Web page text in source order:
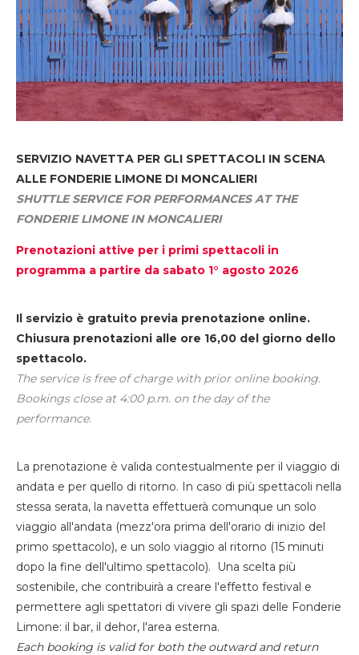
SERVIZIO NAVETTA PER GLI SPETTACOLI IN SCENA
ALLE FONDERIE LIMONE DI MONCALIERI
SHUTTLE SERVICE FOR PERFORMANCES AT THE
FONDERIE LIMONE IN MONCALIERI
Prenotazioni attive per i primi spettacoli in
programma a partire da sabato 1° agosto 2026
Il servizio è gratuito previa prenotazione online.
Chiusura prenotazioni alle ore 16,00 del giorno dello
spettacolo.
The service is free of charge with prior online booking.
Bookings close at 4:00 p.m. on the day of the
performance.
La prenotazione è valida contestualmente per il viaggio di
andata e per quello di ritorno. In caso di più spettacoli nella
stessa serata, la navetta effettuerà comunque un solo
viaggio all'andata (mezz'ora prima dell'orario di inizio del
primo spettacolo), e un solo viaggio al ritorno (15 minuti
dopo la fine dell'ultimo spettacolo). Una scelta più
sostenibile, che contribuirà a creare l'effetto festival e
permettere agli spettatori di vivere gli spazi delle Fonderie
Limone: il bar, il dehor, l'area esterna.
Each booking is valid for both the outward and return